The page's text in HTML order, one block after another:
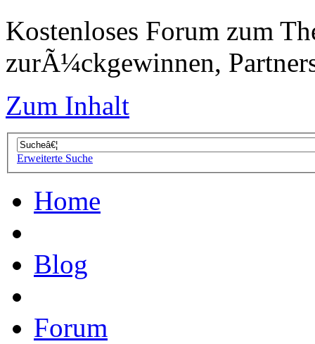
Kostenloses Forum zum
zurÃ¼ckgewinnen,
Zum Inhalt
Erweiterte Suche
Home
Blog
Forum